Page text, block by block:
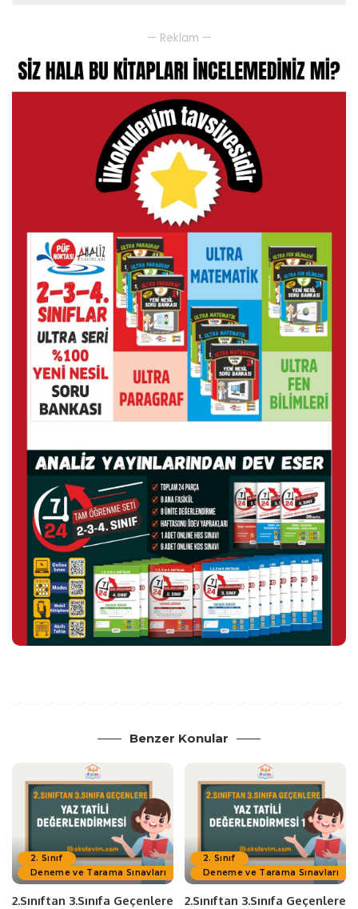
— Reklam —
Benzer Konular
2. Sınıf
Deneme ve Tarama Sınavları
2.Sınıftan 3.Sınıfa Geçenlere
2. Sınıf
Deneme ve Tarama Sınavları
2.Sınıftan 3.Sınıfa Geçenlere